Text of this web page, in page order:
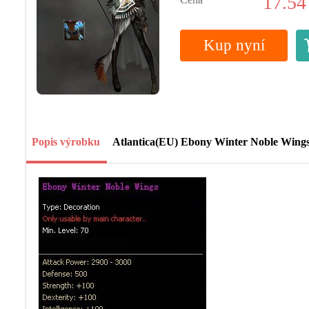
Kup nyní
Popis výrobku Atlantica(EU) Ebony Winter Noble